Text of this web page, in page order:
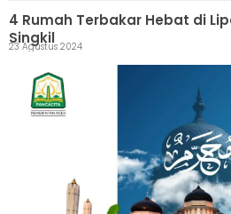
4 Rumah Terbakar Hebat di
Singkil 23 Agustus 2024